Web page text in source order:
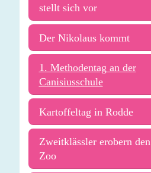
stellt sich vor
Der Nikolaus kommt
1. Methodentag an der
Canisiusschule
Kartoffeltag in Rodde
Zweitklässler erobern den
Zoo